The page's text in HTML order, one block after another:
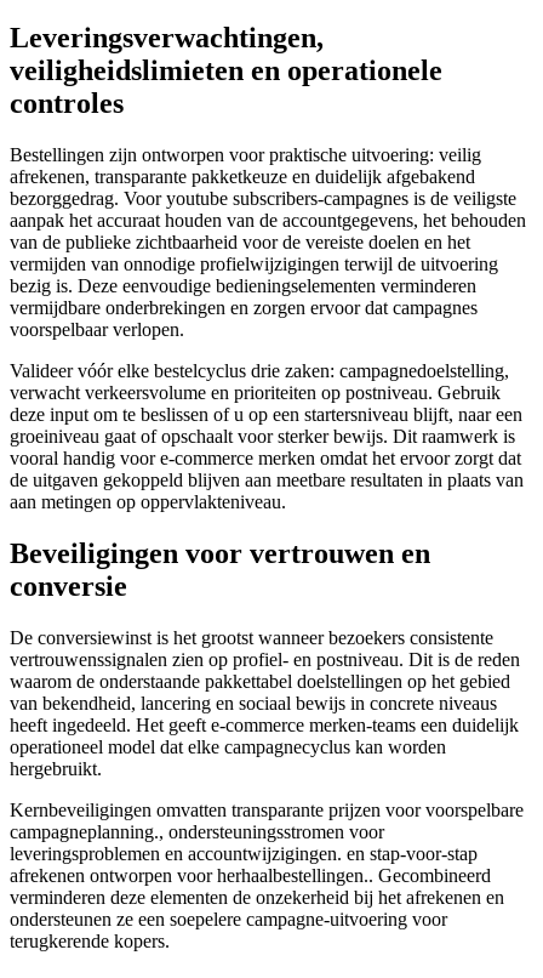
Leveringsverwachtingen,
veiligheidslimieten en operationele
controles
Bestellingen zijn ontworpen voor praktische uitvoering: veilig
afrekenen, transparante pakketkeuze en duidelijk afgebakend
bezorggedrag. Voor youtube subscribers-campagnes is de veiligste
aanpak het accuraat houden van de accountgegevens, het behouden
van de publieke zichtbaarheid voor de vereiste doelen en het
vermijden van onnodige profielwijzigingen terwijl de uitvoering
bezig is. Deze eenvoudige bedieningselementen verminderen
vermijdbare onderbrekingen en zorgen ervoor dat campagnes
voorspelbaar verlopen.
Valideer vóór elke bestelcyclus drie zaken: campagnedoelstelling,
verwacht verkeersvolume en prioriteiten op postniveau. Gebruik
deze input om te beslissen of u op een startersniveau blijft, naar een
groeiniveau gaat of opschaalt voor sterker bewijs. Dit raamwerk is
vooral handig voor e-commerce merken omdat het ervoor zorgt dat
de uitgaven gekoppeld blijven aan meetbare resultaten in plaats van
aan metingen op oppervlakteniveau.
Beveiligingen voor vertrouwen en
conversie
De conversiewinst is het grootst wanneer bezoekers consistente
vertrouwenssignalen zien op profiel- en postniveau. Dit is de reden
waarom de onderstaande pakkettabel doelstellingen op het gebied
van bekendheid, lancering en sociaal bewijs in concrete niveaus
heeft ingedeeld. Het geeft e-commerce merken-teams een duidelijk
operationeel model dat elke campagnecyclus kan worden
hergebruikt.
Kernbeveiligingen omvatten transparante prijzen voor voorspelbare
campagneplanning., ondersteuningsstromen voor
leveringsproblemen en accountwijzigingen. en stap-voor-stap
afrekenen ontworpen voor herhaalbestellingen.. Gecombineerd
verminderen deze elementen de onzekerheid bij het afrekenen en
ondersteunen ze een soepelere campagne-uitvoering voor
terugkerende kopers.